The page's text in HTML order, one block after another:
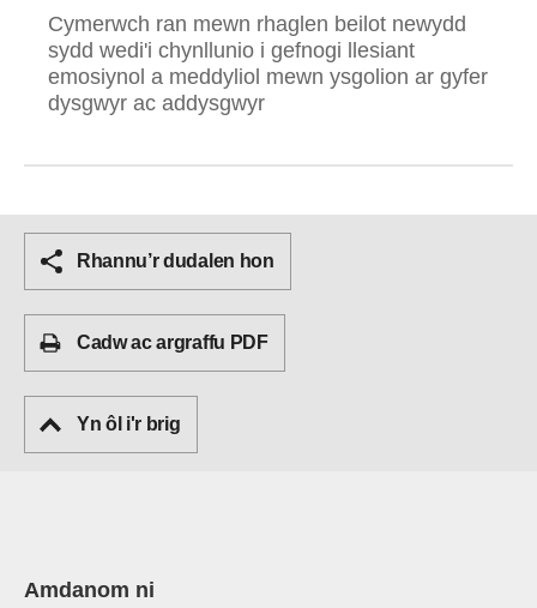
Cymerwch ran mewn rhaglen beilot newydd
sydd wedi'i chynllunio i gefnogi llesiant
emosiynol a meddyliol mewn ysgolion ar gyfer
dysgwyr ac addysgwyr
Rhannu’r dudalen hon
Cadw ac argraffu PDF
Yn ôl i'r brig
Amdanom ni